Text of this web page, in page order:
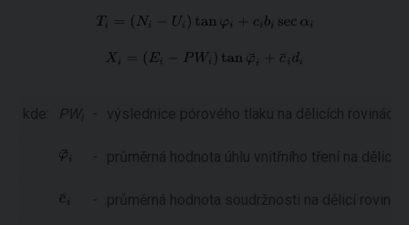
kde: PW - výslednice pórového tlaku na dělicích rovinách
- průměrná hodnota úhlu vnitřního tření na dělicí
- průměrná hodnota soudržnosti na dělicí rovině